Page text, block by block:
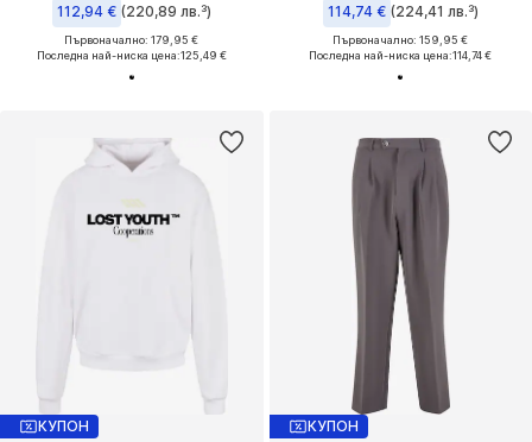
112,94 € (220,89 лв.³)
Първоначално: 179,95 €
Последна най-ниска цена:125,49 €
114,74 € (224,41 лв.³)
Първоначално: 159,95 €
Последна най-ниска цена:114,74 €
КУПОН КУПОН